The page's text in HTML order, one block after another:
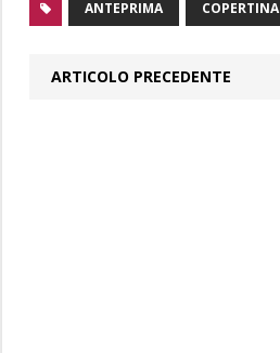
ANTEPRIMA COPERTINA
ARTICOLO PRECEDENTE